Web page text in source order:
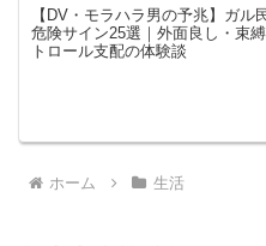
【DV・モラハラ男の予兆】ガル
危険サイン25選｜外面良し・束
トロール支配の体験談
ホーム 生活